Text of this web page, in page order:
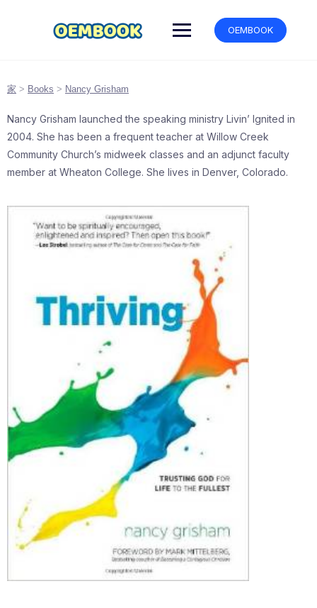
OEMBOOK
家 > Books > Nancy Grisham
Nancy Grisham launched the speaking ministry Livin’ Ignited in
2004. She has been a frequent teacher at Willow Creek
Community Church’s midweek classes and an adjunct faculty
member at Wheaton College. She lives in Denver, Colorado.